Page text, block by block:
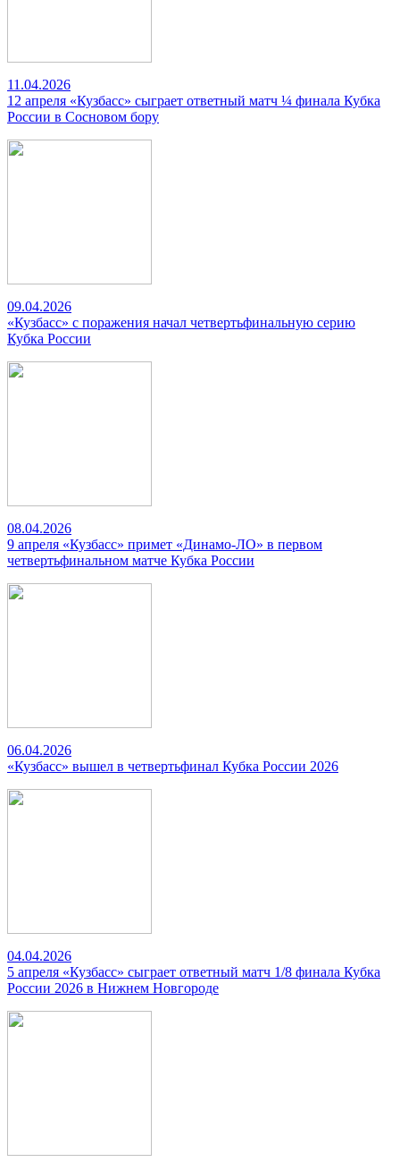
11.04.2026
12 апреля «Кузбасс» сыграет ответный матч ¼ финала Кубка
России в Сосновом бору
09.04.2026
«Кузбасс» с поражения начал четвертьфинальную серию
Кубка России
08.04.2026
9 апреля «Кузбасс» примет «Динамо-ЛО» в первом
четвертьфинальном матче Кубка России
06.04.2026
«Кузбасс» вышел в четвертьфинал Кубка России 2026
04.04.2026
5 апреля «Кузбасс» сыграет ответный матч 1/8 финала Кубка
России 2026 в Нижнем Новгороде